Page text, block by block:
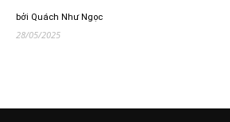
bởi Quách Như Ngọc
28/05/2025